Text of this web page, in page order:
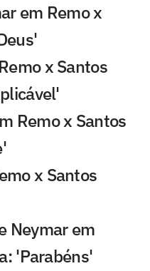
em Remo x
x Santos
Remo x Santos
x Santos
Neymar em
'Parabéns'